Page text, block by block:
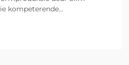
kompeterende
finansiële noodsaaklikheid.